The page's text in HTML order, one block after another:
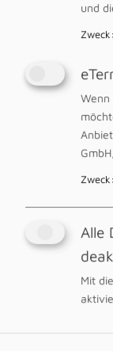
Chiro
und
Zweck :
Wenn
Zweck :
Alle
Mit